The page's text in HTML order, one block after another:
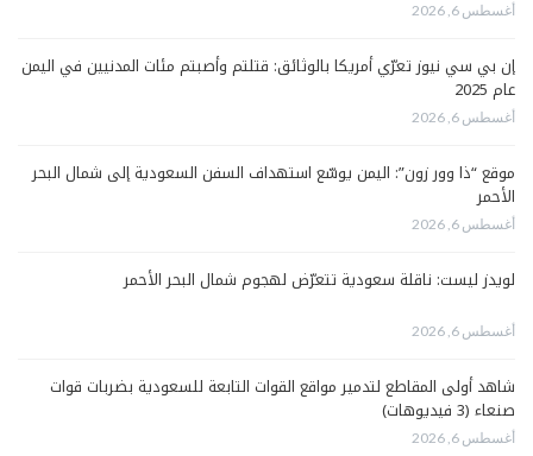
أغسطس 6, 2026
إن بي سي نيوز تعرّي أمريكا بالوثائق: قتلتم وأصبتم مئات المدنيين في اليمن
عام 2025
أغسطس 6, 2026
موقع “ذا وور زون”: اليمن يوسّع استهداف السفن السعودية إلى شمال البحر
الأحمر
أغسطس 6, 2026
لويدز ليست: ناقلة سعودية تتعرّض لهجوم شمال البحر الأحمر
أغسطس 6, 2026
شاهد أولى المقاطع لتدمير مواقع القوات التابعة للسعودية بضربات قوات
صنعاء (3 فيديوهات)
أغسطس 6, 2026